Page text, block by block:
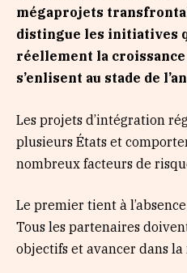
mégaprojets
distingue les initiatives
réellement la
s’enlisent au stade de
Les projets d’intégration
plusieurs États et
nombreux facteurs de
Le premier tient à
Tous les partenaires
objectifs et avancer dans